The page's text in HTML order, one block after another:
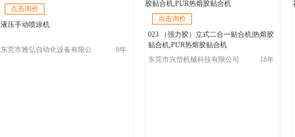
点击询价
液压手动喷涂机
东莞市雅弘自动化设备有限公
8年
点击询价
023 （强力胶）立式二合一贴合机|热熔胶
贴合机,PUR热熔胶贴合机
东莞市兴岱机械科技有限公司
18年